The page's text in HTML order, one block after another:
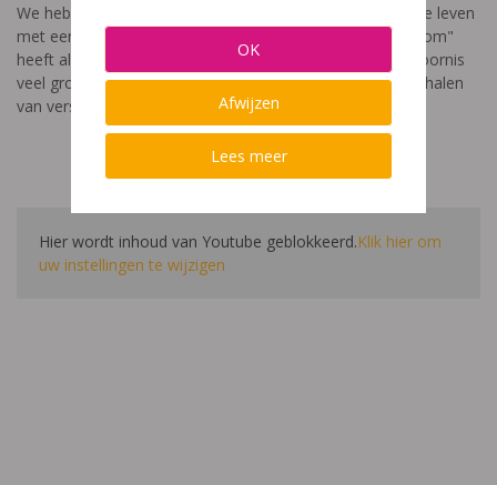
We hebben een video gemaakt die toont hoe het is om te leven
met een leerstoornis. De film met als titel: "Ik heet niet dom"
heeft als doel aan te tonen dat de impact van een leerstoornis
veel groter is dan enkel wat je ziet in de klas. Je hoort verhalen
van verschillende leerlingen en ouders.
Hier wordt inhoud van Youtube geblokkeerd.Klik hier om
uw instellingen te wijzigen
OK
Afwijzen
Lees meer